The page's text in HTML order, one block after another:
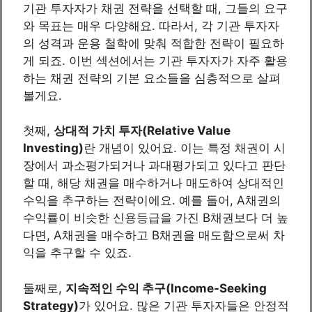
기관 투자자가 채권 전략을 선택할 때, 그들의 요구
와 목표는 매우 다양해요. 따라서, 각 기관 투자자
의 성격과 운용 철학에 맞춰 적합한 전략이 필요하
게 되죠. 이번 섹션에서는 기관 투자자가 자주 활용
하는 채권 전략의 기본 요소들을 심층적으로 살펴
볼게요.
첫째, 상대적 가치 투자(Relative Value
Investing)란 개념이 있어요. 이는 특정 채권이 시
장에서 과소평가되거나 과대평가되고 있다고 판단
할 때, 해당 채권을 매수하거나 매도하여 상대적인
수익을 추구하는 전략이에요. 예를 들어, A채권의
수익률이 비슷한 신용등급을 가진 B채권보다 더 높
다면, A채권을 매수하고 B채권을 매도함으로써 차
익을 추구할 수 있죠.
둘째로, 지속적인 수익 추구(Income-Seeking
Strategy)가 있어요. 많은 기관 투자자들은 안정적